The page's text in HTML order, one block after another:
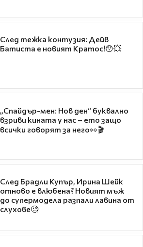
След тежка контузия: Дейв
Батиста е новият Кратос!😯💥
„Спайдър-мен: Нов ден“ буквално
взриви кината у нас – ето защо
всички говорят за него👀🎬
След Брадли Купър, Ирина Шейк
отново е влюбена? Новият мъж
до супермодела разпали лавина от
слухове🧐